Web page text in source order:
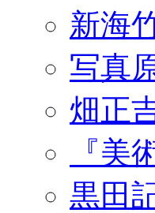
新海
写真
畑正
『美
黒田